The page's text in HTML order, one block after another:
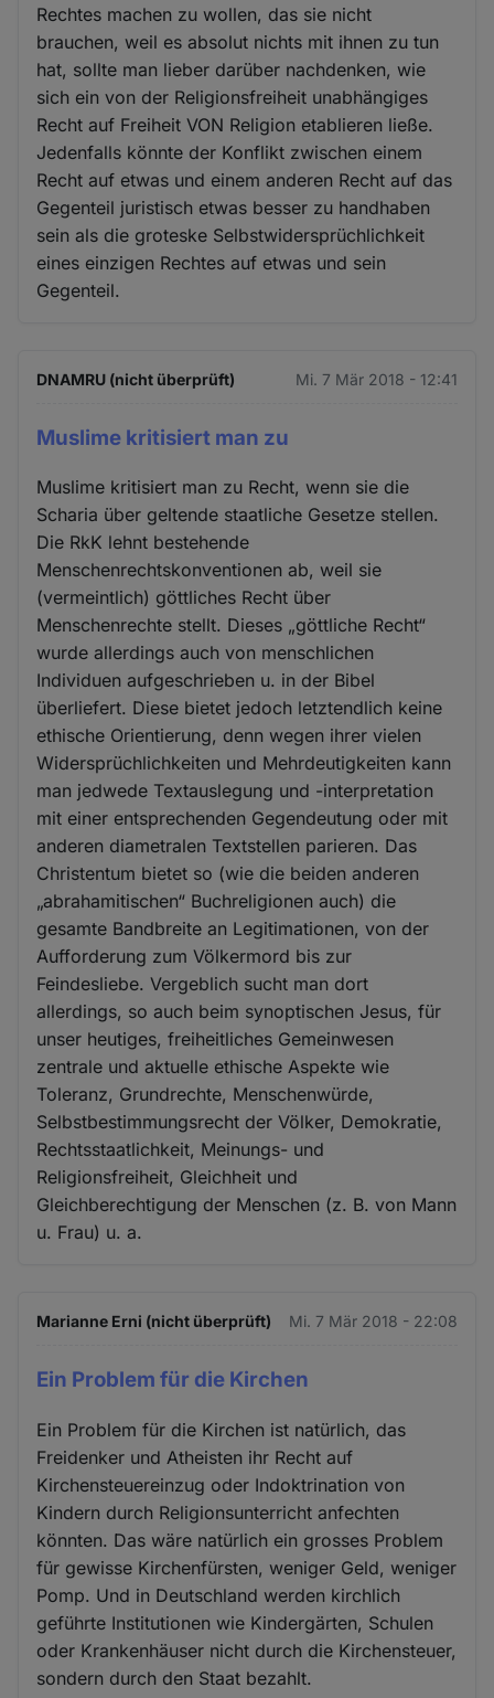
Rechtes machen zu wollen, das sie nicht
brauchen, weil es absolut nichts mit ihnen zu tun
hat, sollte man lieber darüber nachdenken, wie
sich ein von der Religionsfreiheit unabhängiges
Recht auf Freiheit VON Religion etablieren ließe.
Jedenfalls könnte der Konflikt zwischen einem
Recht auf etwas und einem anderen Recht auf das
Gegenteil juristisch etwas besser zu handhaben
sein als die groteske Selbstwidersprüchlichkeit
eines einzigen Rechtes auf etwas und sein
Gegenteil.
DNAMRU (nicht überprüft) Mi. 7 Mär 2018 - 12:41
Muslime kritisiert man zu
Muslime kritisiert man zu Recht, wenn sie die
Scharia über geltende staatliche Gesetze stellen.
Die RkK lehnt bestehende
Menschenrechtskonventionen ab, weil sie
(vermeintlich) göttliches Recht über
Menschenrechte stellt. Dieses „göttliche Recht“
wurde allerdings auch von menschlichen
Individuen aufgeschrieben u. in der Bibel
überliefert. Diese bietet jedoch letztendlich keine
ethische Orientierung, denn wegen ihrer vielen
Widersprüchlichkeiten und Mehrdeutigkeiten kann
man jedwede Textauslegung und -interpretation
mit einer entsprechenden Gegendeutung oder mit
anderen diametralen Textstellen parieren. Das
Christentum bietet so (wie die beiden anderen
„abrahamitischen“ Buchreligionen auch) die
gesamte Bandbreite an Legitimationen, von der
Aufforderung zum Völkermord bis zur
Feindesliebe. Vergeblich sucht man dort
allerdings, so auch beim synoptischen Jesus, für
unser heutiges, freiheitliches Gemeinwesen
zentrale und aktuelle ethische Aspekte wie
Toleranz, Grundrechte, Menschenwürde,
Selbstbestimmungsrecht der Völker, Demokratie,
Rechtsstaatlichkeit, Meinungs- und
Religionsfreiheit, Gleichheit und
Gleichberechtigung der Menschen (z. B. von Mann
u. Frau) u. a.
Marianne Erni (nicht überprüft) Mi. 7 Mär 2018 - 22:08
Ein Problem für die Kirchen
Ein Problem für die Kirchen ist natürlich, das
Freidenker und Atheisten ihr Recht auf
Kirchensteuereinzug oder Indoktrination von
Kindern durch Religionsunterricht anfechten
könnten. Das wäre natürlich ein grosses Problem
für gewisse Kirchenfürsten, weniger Geld, weniger
Pomp. Und in Deutschland werden kirchlich
geführte Institutionen wie Kindergärten, Schulen
oder Krankenhäuser nicht durch die Kirchensteuer,
sondern durch den Staat bezahlt.